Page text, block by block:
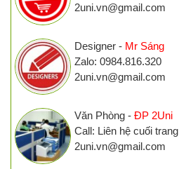
2uni.vn@gmail.com
Designer - Mr Sáng
Zalo: 0984.816.320
2uni.vn@gmail.com
Văn Phòng - ĐP 2Uni
Call: Liên hệ cuối trang
2uni.vn@gmail.com